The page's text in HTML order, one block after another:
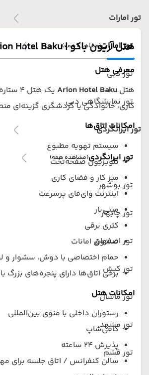
تور امارات
تور امارات(مشاهده همه)
تور دبی
تور نمایشگاهی دبی
تور ایرانگردی
تور ایرانگردی(مشاهده همه)
تور بوشهر
تور چابهار
تور اصفهان
تور کیش
تور ماسال
تور مشهد
تور قشم
هتل آریون باکو | Arion Hotel Baku
معرفی هتل
هتل Arion Hotel Baku
یک
کاری، خانوادگی یا گردشگری گزینه‌ای
امکانات اتاق‌ها
سیستم تهویه مطبوع
تلویزیون صفحه‌تخت
میز کار و فضای کاری
اینترنت وای‌فای پرسرعت
مینی‌بار
کتری برقی
صندوق امانات
حمام اختصاصی با دوش، سشوار و
برخی اتاق‌ها دارای پنجره‌های بزرگ
امکانات هتل
رستوران داخلی با منوی بین‌المللی
کافی‌شاپ
پذیرش ۲۴ ساعته
سالن کنفرانس / اتاق جلسه برای